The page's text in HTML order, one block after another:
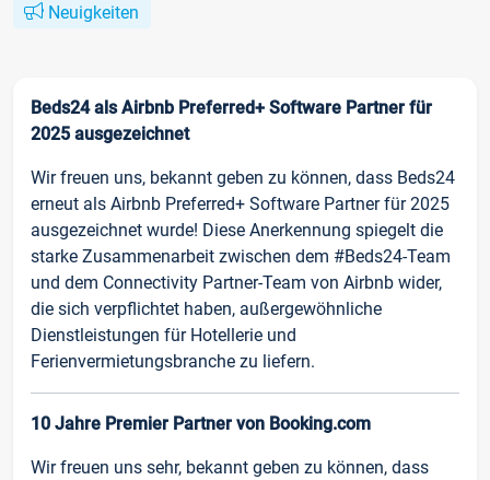
Neuigkeiten
Beds24 als Airbnb Preferred+ Software Partner für
2025 ausgezeichnet
Wir freuen uns, bekannt geben zu können, dass Beds24
erneut als Airbnb Preferred+ Software Partner für 2025
ausgezeichnet wurde! Diese Anerkennung spiegelt die
starke Zusammenarbeit zwischen dem #Beds24-Team
und dem Connectivity Partner-Team von Airbnb wider,
die sich verpflichtet haben, außergewöhnliche
Dienstleistungen für Hotellerie und
Ferienvermietungsbranche zu liefern.
10 Jahre Premier Partner von Booking.com
Wir freuen uns sehr, bekannt geben zu können, dass